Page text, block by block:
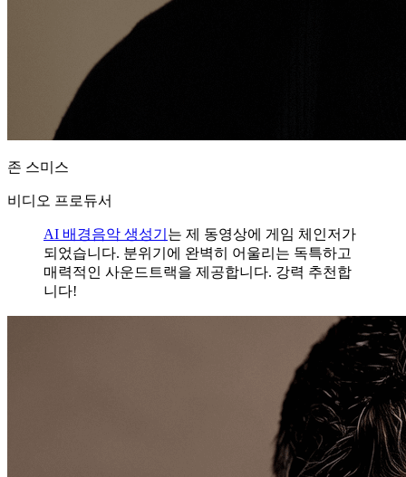
존 스미스
비디오 프로듀서
AI 배경음악 생성기 는 제 동영상에 게임 체인저가
되었습니다. 분위기에 완벽히 어울리는 독특하고
매력적인 사운드트랙을 제공합니다. 강력 추천합
니다!